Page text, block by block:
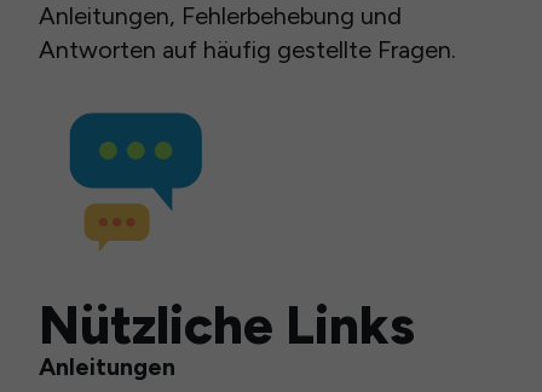
Anleitungen, Fehlerbehebung und
Antworten auf häufig gestellte Fragen.
Nützliche Links
Anleitungen